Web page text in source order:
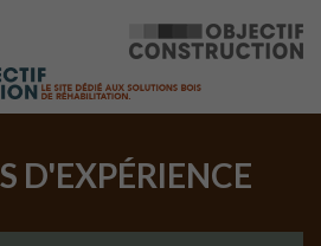
D'EXPÉRIENCE